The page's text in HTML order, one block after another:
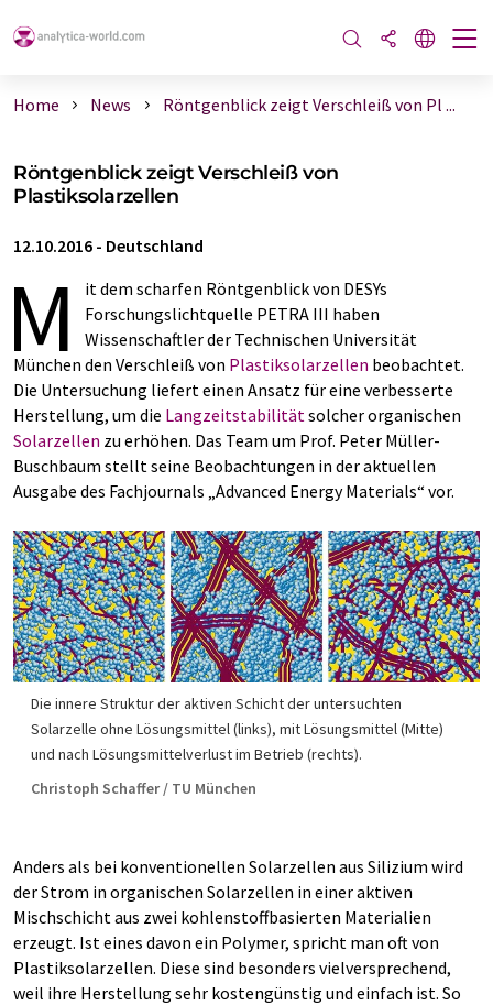
Home News Röntgenblick zeigt Verschleiß von Pl ...
Röntgenblick zeigt Verschleiß von
Plastiksolarzellen
12.10.2016 - Deutschland
M
it dem scharfen Röntgenblick von DESYs
Forschungslichtquelle PETRA III haben
Wissenschaftler der Technischen Universität
München den Verschleiß von Plastiksolarzellen beobachtet.
Die Untersuchung liefert einen Ansatz für eine verbesserte
Herstellung, um die Langzeitstabilitätsolcher organischen
Solarzellen zu erhöhen. Das Team um Prof. Peter Müller-
Buschbaum stellt seine Beobachtungen in der aktuellen
Ausgabe des Fachjournals „Advanced Energy Materials“ vor.
Die innere Struktur der aktiven Schicht der untersuchten
Solarzelle ohne Lösungsmittel (links), mit Lösungsmittel (Mitte)
und nach Lösungsmittelverlust im Betrieb (rechts).
Christoph Schaffer / TU München
Anders als bei konventionellen Solarzellen aus Silizium wird
der Strom in organischen Solarzellen in einer aktiven
Mischschicht aus zwei kohlenstoffbasierten Materialien
erzeugt. Ist eines davon ein Polymer, spricht man oft von
Plastiksolarzellen. Diese sind besonders vielversprechend,
weil ihre Herstellung sehr kostengünstig und einfach ist. So